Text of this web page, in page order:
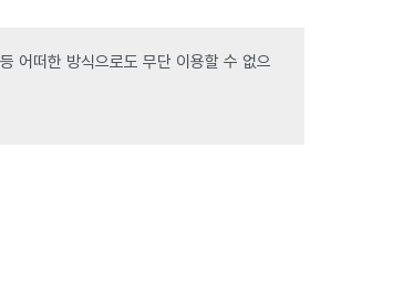
어떠한 방식으로도 무단 이용할 수 없으